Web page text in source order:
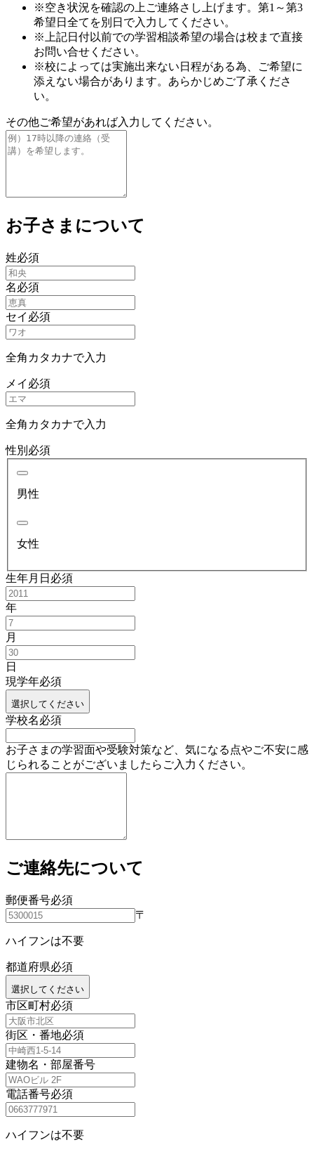
※空き状況を確認の上ご連絡さし上げます。第1～第3
希望日全てを別日で入力してください。
※上記日付以前での学習相談希望の場合は校まで直接
お問い合せください。
※校によっては実施出来ない日程がある為、ご希望に
添えない場合があります。あらかじめご了承くださ
い。
その他ご希望があれば入力してください。
お子さまについて
姓必須
名必須
セイ 必須
全角カタカナで入力
メイ 必須
全角カタカナで入力
性別 必須
男性
女性
生年月日 必須
年
月
日
現学年必須
選択してください
学校名必須
お子さまの学習面や受験対策など、気になる点やご不安に感
じられることがございましたらご入力ください。
ご連絡先について
郵便番号必須
〒
ハイフンは不要
都道府県必須
選択してください
市区町村必須
街区・番地必須
建物名・部屋番号
電話番号必須
ハイフンは不要